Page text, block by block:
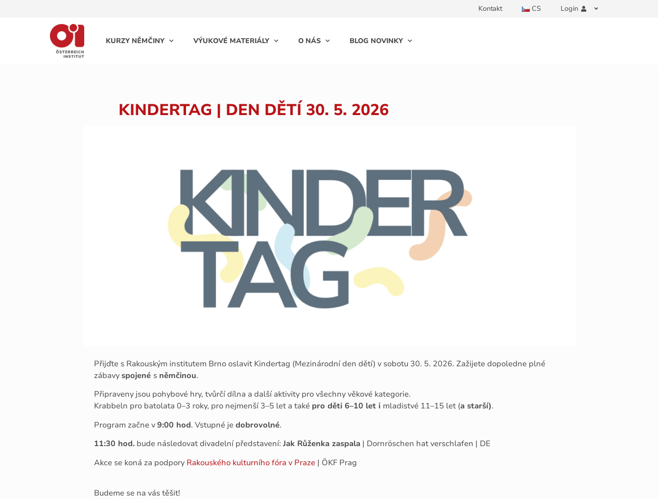
Kontakt CS Login
KURZY NĚMČINY VÝUKOVÉ MATERIÁLY O NÁS BLOG NOVINKY
KINDERTAG | DEN DĚTÍ 30. 5. 2026
Přijďte s Rakouským institutem Brno oslavit Kindertag (Mezinárodní den dětí) v sobotu 30. 5. 2026. Zažijete dopoledne plné
zábavy spojené s němčinou.
Připraveny jsou pohybové hry, tvůrčí dílna a další aktivity pro všechny věkové kategorie.
Krabbeln pro batolata 0–3 roky, pro nejmenší 3–5 let a také pro děti 6–10 let i mladistvé 11–15 let (a starší).
Program začne v9:00 hod. Vstupné jedobrovolné.
11:30 hod. bude následovat divadelní představení: Jak Růženka zaspala | Dornröschen hat verschlafen | DE
Akce se koná za podpory Rakouského kulturního fóra v Praze | ÖKF Prag
Budeme se na vás těšit!